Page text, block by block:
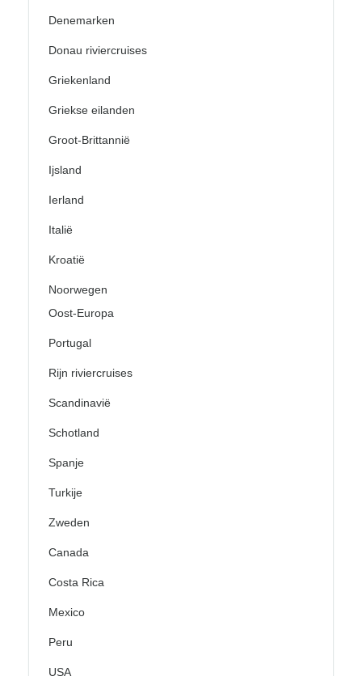
Denemarken
Donau riviercruises
Griekenland
Griekse eilanden
Groot-Brittannië
Ijsland
Ierland
Italië
Kroatië
Noorwegen
Oost-Europa
Portugal
Rijn riviercruises
Scandinavië
Schotland
Spanje
Turkije
Zweden
Canada
Costa Rica
Mexico
Peru
USA